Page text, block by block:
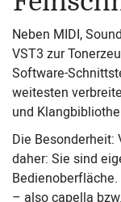
Neben MIDI,
VST3 zur
Software-
weitesten
und
Die Besonderheit:
daher: Sie sind
– also capella